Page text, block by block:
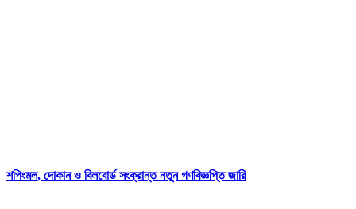
শপিংমল, দোকান ও বিলবোর্ড সংক্রান্ত নতুন গণবিজ্ঞপ্তি জারি